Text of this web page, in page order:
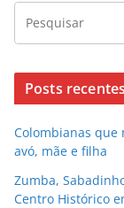
Posts recentes
Colombianas
avó, mãe e filha
Zumba,
Centro Histórico